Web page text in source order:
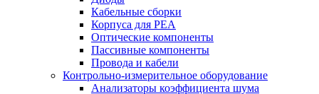
Кабельные сборки
Корпуса для РЕА
Оптические компоненты
Пассивные компоненты
Провода и кабели
Контрольно-измерительное оборудование
Анализаторы коэффициента шума